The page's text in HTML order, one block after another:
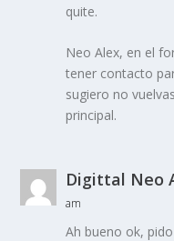
quite.
Neo Alex, en el
tener contacto
sugiero no
principal.
Digittal Neo
am
Ah bueno ok,